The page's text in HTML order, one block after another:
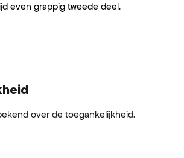
even grappig tweede deel.
over de toegankelijkheid.